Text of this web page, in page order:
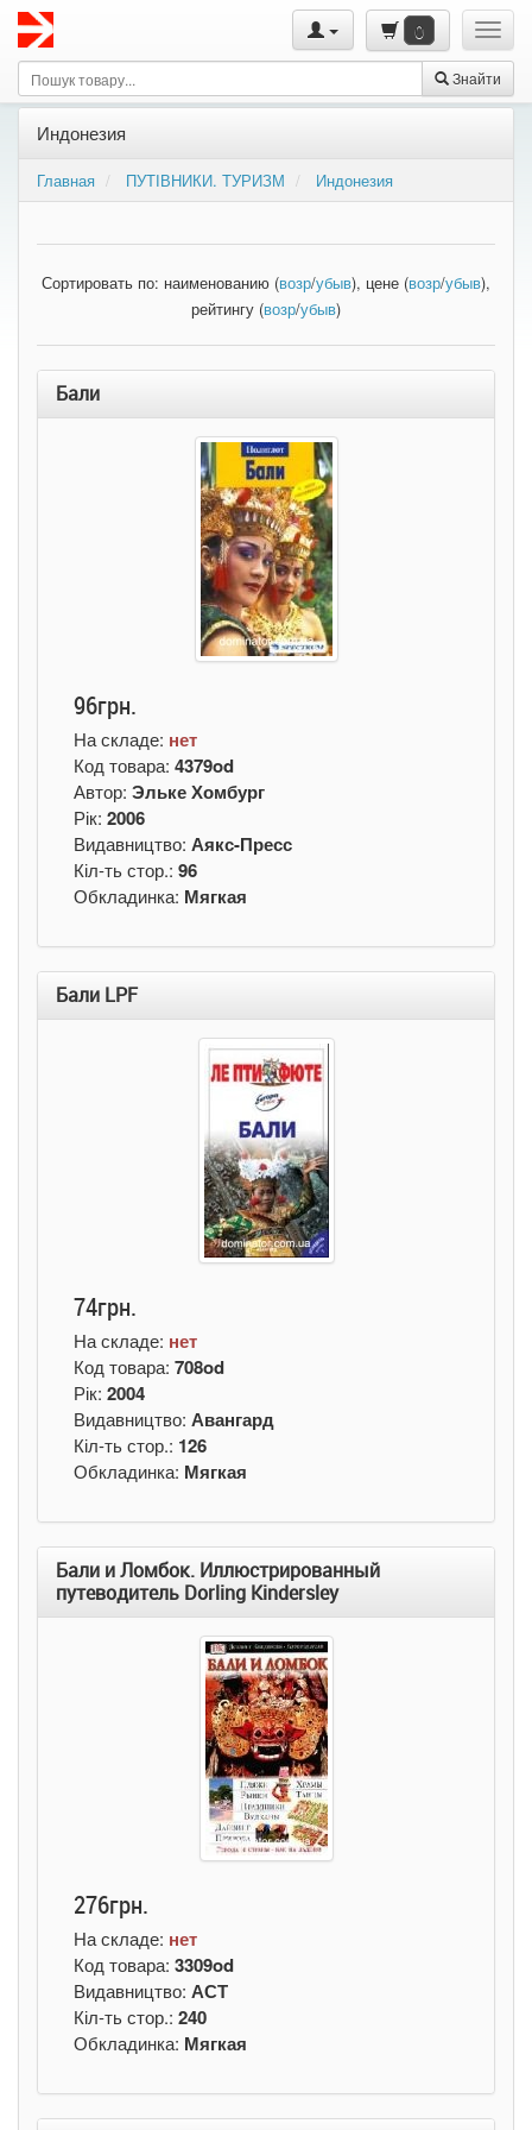
0
Знайти
Индонезия
Главная ПУТІВНИКИ. ТУРИЗМ Индонезия
Сортировать по: наименованию (возр/убыв), цене (возр/убыв),
рейтингу (возр/убыв)
Бали
96грн.
На складе: нет
Код товара: 4379od
Автор: Эльке Хомбург
Рік: 2006
Видавництво: Аякс-Пресс
Кіл-ть стор.: 96
Обкладинка: Мягкая
Бали LPF
74грн.
На складе: нет
Код товара: 708od
Рік: 2004
Видавництво: Авангард
Кіл-ть стор.: 126
Обкладинка: Мягкая
Бали и Ломбок. Иллюстрированный
путеводитель Dorling Kindersley
276грн.
На складе: нет
Код товара: 3309od
Видавництво: АСТ
Кіл-ть стор.: 240
Обкладинка: Мягкая